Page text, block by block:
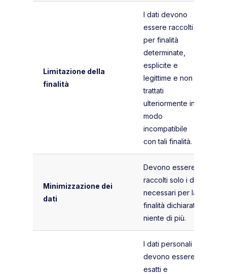
Limitazione della
finalità
I dati devono
essere raccolti
per finalità
determinate,
esplicite e
legittime e non
trattati
ulteriormente in
modo
incompatibile
con tali finalità.
Minimizzazione dei
dati
Devono essere
raccolti solo i dati
necessari per la
finalità dichiarata,
niente di più.
I dati personali
devono essere
esatti e